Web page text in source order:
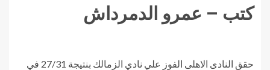
كتب – عمرو الدمرداش
حقق النادى الاهلى الفوز علي نادي الزمالك بنتيجة 27/31 في